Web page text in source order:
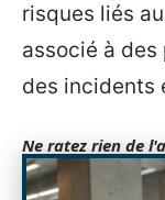
risques liés
associé à
des incidents
Ne ratez rien de